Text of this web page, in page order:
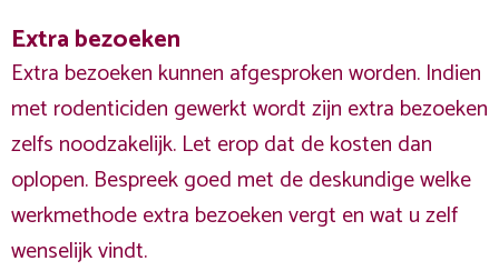
Extra bezoeken
Extra bezoeken kunnen afgesproken worden. Indien
met rodenticiden gewerkt wordt zijn extra bezoeken
zelfs noodzakelijk. Let erop dat de kosten dan
oplopen. Bespreek goed met de deskundige welke
werkmethode extra bezoeken vergt en wat u zelf
wenselijk vindt.